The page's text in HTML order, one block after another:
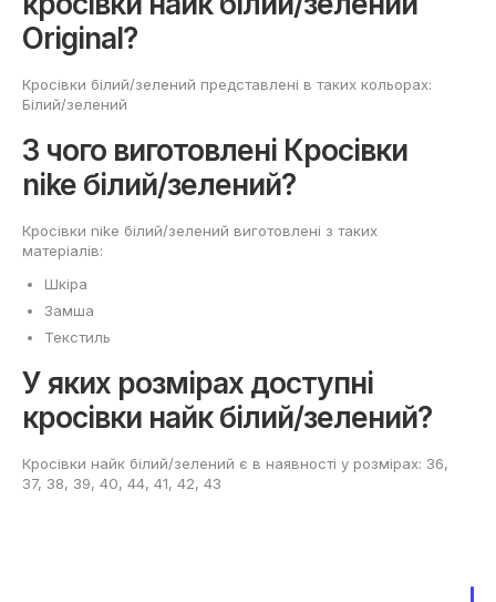
Original?
Кросівки білий/зелений представлені в таких кольорах:
Білий/зелений
З чого виготовлені Кросівки
nike білий/зелений?
Кросівки nike білий/зелений виготовлені з таких
матеріалів:
Шкіра
Замша
Текстиль
У яких розмірах доступні
кросівки найк білий/зелений?
Кросівки найк білий/зелений є в наявності у розмірах: 36,
37, 38, 39, 40, 44, 41, 42, 43